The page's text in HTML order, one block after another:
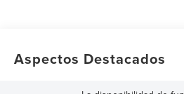
Aspectos Destacados